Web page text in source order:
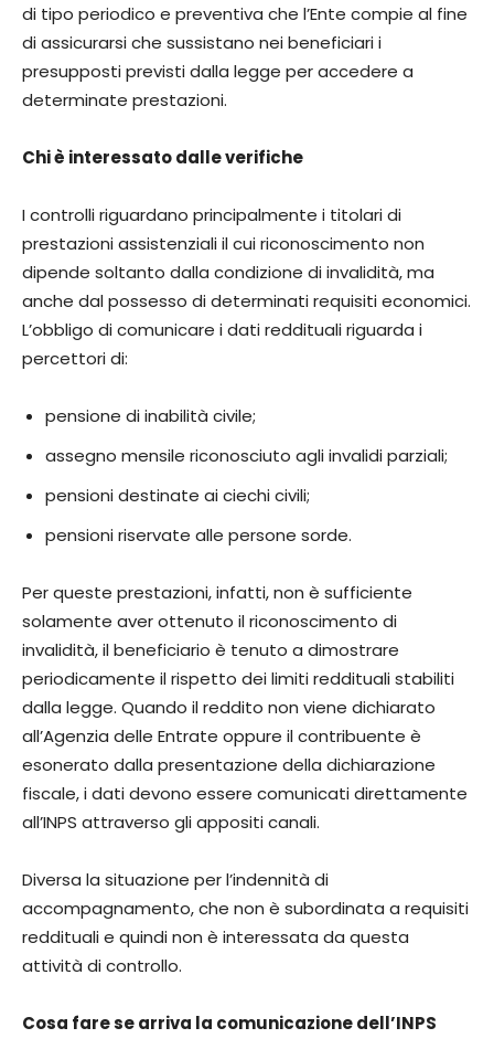
di tipo periodico e preventiva che l’Ente compie al fine
di assicurarsi che sussistano nei beneficiari i
presupposti previsti dalla legge per accedere a
determinate prestazioni.
Chi è interessato dalle verifiche
I controlli riguardano principalmente i titolari di
prestazioni assistenziali il cui riconoscimento non
dipende soltanto dalla condizione di invalidità, ma
anche dal possesso di determinati requisiti economici.
L’obbligo di comunicare i dati reddituali riguarda i
percettori di:
pensione di inabilità civile;
assegno mensile riconosciuto agli invalidi parziali;
pensioni destinate ai ciechi civili;
pensioni riservate alle persone sorde.
Per queste prestazioni, infatti, non è sufficiente
solamente aver ottenuto il riconoscimento di
invalidità, il beneficiario è tenuto a dimostrare
periodicamente il rispetto dei limiti reddituali stabiliti
dalla legge. Quando il reddito non viene dichiarato
all’Agenzia delle Entrate oppure il contribuente è
esonerato dalla presentazione della dichiarazione
fiscale, i dati devono essere comunicati direttamente
all’INPS attraverso gli appositi canali.
Diversa la situazione per l’indennità di
accompagnamento, che non è subordinata a requisiti
reddituali e quindi non è interessata da questa
attività di controllo.
Cosa fare se arriva la comunicazione dell’INPS